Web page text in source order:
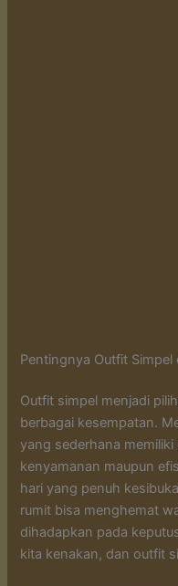
Pentingnya Outfit
Outfit simpel menjadi
berbagai kesempatan.
yang sederhana
kenyamanan maupun
hari yang penuh
rumit bisa menghemat
dihadapkan pada
kita kenakan, dan outfit